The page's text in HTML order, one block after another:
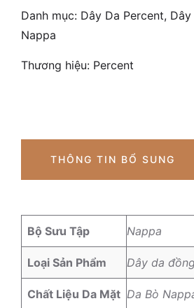
Danh mục: Dây Da Percent,
Nappa
Thương hiệu: Percent
THÔNG TIN BỔ SUNG
Bộ Sưu Tập Nappa
Loại Sản Phẩm Dây da
Chất Liệu Da Mặt Da Bò